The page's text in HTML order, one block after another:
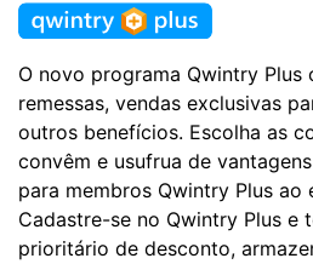
O novo programa Qwintry Plus
remessas, vendas exclusivas
outros benefícios. Escolha as
convêm e usufrua de
para membros Qwintry Plus ao
Cadastre-se no Qwintry Plus e
prioritário de desconto,